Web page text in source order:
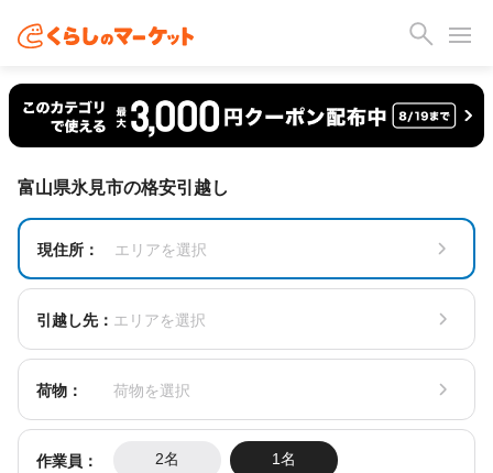
富山県氷見市の格安引越し
現住所： エリアを選択
引越し先： エリアを選択
荷物： 荷物を選択
作業員： 2名 1名